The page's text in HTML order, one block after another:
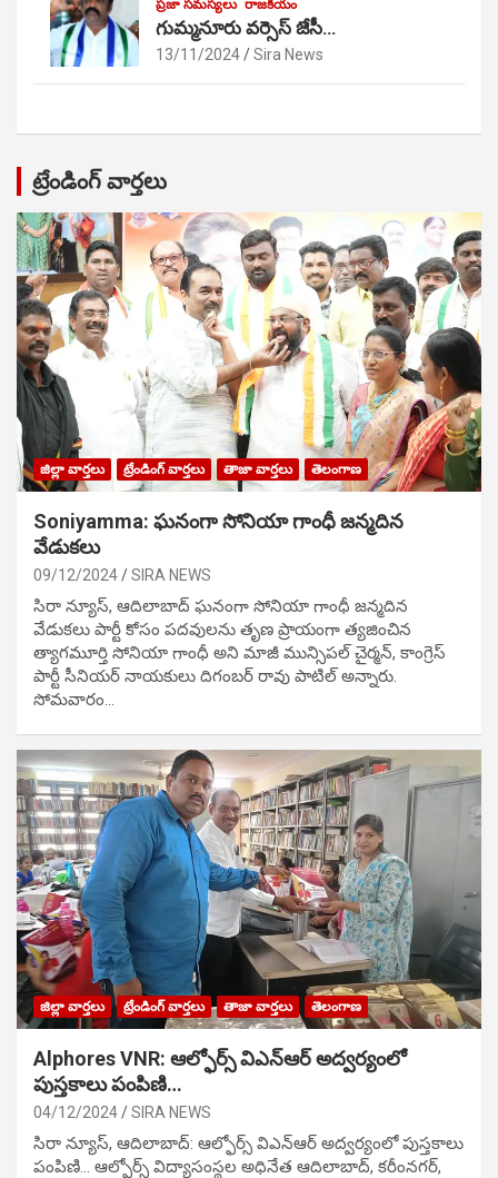
ప్రజా సమస్యలు రాజకీయం
గుమ్మనూరు వర్సెస్ జేసీ…
13/11/2024 Sira News
ట్రేండింగ్ వార్తలు
జిల్లా వార్తలు ట్రేండింగ్ వార్తలు తాజా వార్తలు తెలంగాణ
Soniyamma: ఘ‌నంగా సోనియా గాంధీ జ‌న్మ‌దిన
వేడుక‌లు
09/12/2024 SIRA NEWS
సిరా న్యూస్, ఆదిలాబాద్ ఘ‌నంగా సోనియా గాంధీ జ‌న్మ‌దిన
వేడుక‌లు పార్టీ కోసం ప‌ద‌వుల‌ను తృణ ప్రాయంగా త్య‌జించిన
త్యాగమూర్తి సోనియా గాంధీ అని మాజీ మున్సిప‌ల్ చైర్మ‌న్, కాంగ్రెస్
పార్టీ సీనియ‌ర్ నాయ‌కులు దిగంబ‌ర్ రావు పాటిల్ అన్నారు.
సోమవారం…
జిల్లా వార్తలు ట్రేండింగ్ వార్తలు తాజా వార్తలు తెలంగాణ
Alphores VNR: ఆల్ఫోర్స్ విఎన్ఆర్ అద్వర్యంలో
పుస్తకాలు పంపిణి…
04/12/2024 SIRA NEWS
సిరా న్యూస్, ఆదిలాబాద్: ఆల్ఫోర్స్ విఎన్ఆర్ అద్వర్యంలో పుస్తకాలు
పంపిణి… ఆల్ఫోర్స్ విద్యాసంస్థల అధినేత ఆదిలాబాద్, కరీంనగర్,